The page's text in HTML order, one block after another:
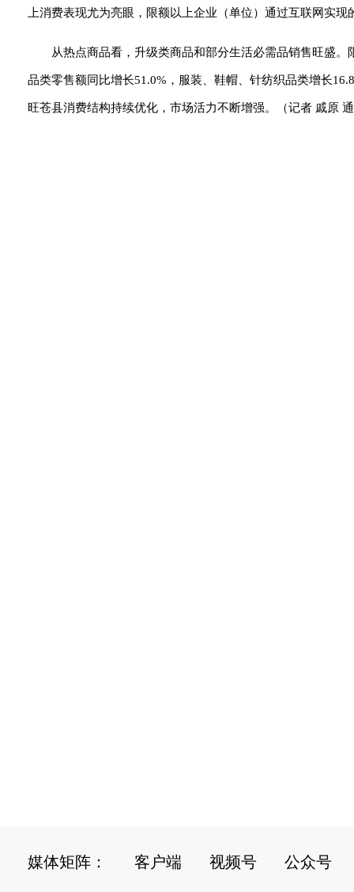
上消费表现尤为亮眼，限额以上企业（单位）通过互联网实
从热点商品看，升级类商品和部分生活必需品销售旺盛
品类零售额同比增长51.0%，服装、鞋帽、针纺织品类增长
旺苍县消费结构持续优化，市场活力不断增强。（记者 戚原
媒体矩阵： 客户端 视频号 公众号